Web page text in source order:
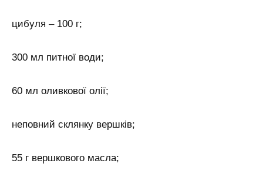
цибуля – 100 г;
300 мл питної води;
60 мл оливкової олії;
неповний склянку вершків;
55 г вершкового масла;